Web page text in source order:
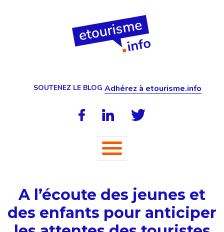
SOUTENEZ LE BLOG Adhérez à etourisme.info
A l’écoute des jeunes et
des enfants pour anticiper